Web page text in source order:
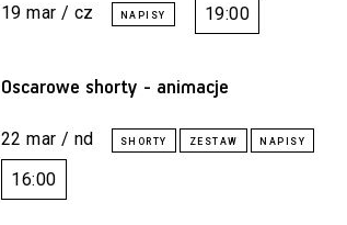
19 mar / cz 19:00
Oscarowe shorty - animacje
22 mar / nd
16:00